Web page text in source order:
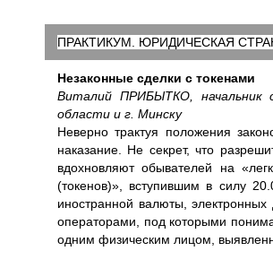
ПРАКТИКУМ. ЮРИДИЧЕСКАЯ
Незаконные сделки с токенами
Виталий ПРИБЫТКО, начальник
области и г. Минску
Неверно трактуя положения
наказание. Не секрет, что
вдохновляют обывателей на
(токенов)», вступившим в силу
иностранной валюты,
операторами, под которыми
одним физическим лицом,